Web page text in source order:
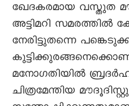
ഖേദകരമായ വസ്തുത
അട്ടിമറി
നേരിട്ടുതന്നെ
മനോഗതിയിൽ
ചിത്രമേന്തിയ